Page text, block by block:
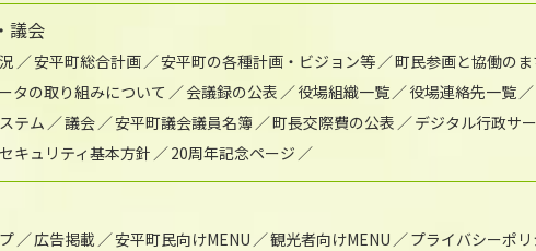
議会
安平町総合計画 安平町の各種計画・ビジョン等 町民参画と協働のま
タの取り組みについて
会議録の公表 役場組織一覧 役場連絡先一覧
テム
議会 安平町議会議員名簿 町長交際費の公表 デジタル行政サ
キュリティ基本方針
20周年記念ページ
広告掲載 安平町民向けMENU 観光者向けMENU プライバシーポ